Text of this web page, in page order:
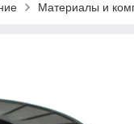
Материалы и